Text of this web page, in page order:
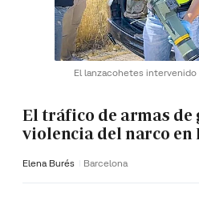
El lanzacohetes intervenido
El tráfico de armas
violencia del narco en
Elena Burés Barcelona